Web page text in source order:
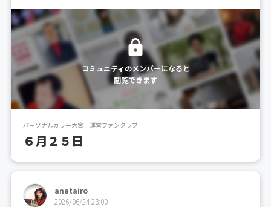
コミュニティのメンバーになると
閲覧できます
パーソナルカラー大宮 運営ファンクラブ
６月２５日
anatairo
2026/06/24 23:00